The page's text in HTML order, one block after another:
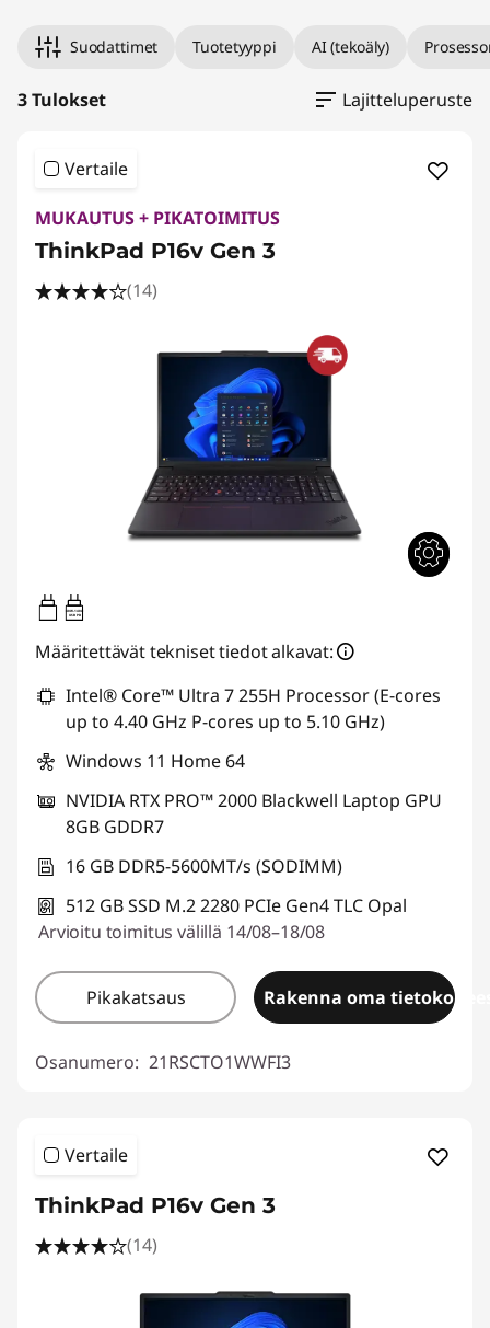
Suodattimet Tuotetyyppi AI (tekoäly)
3 Tulokset Lajitteluperuste
Vertaile
MUKAUTUS + PIKATOIMITUS
ThinkPad P16v Gen 3
(14)
140W-140W
USB PD
Määritettävät tekniset tiedot alkavat:
Intel® Core™ Ultra 7 255H Processor (E-cores
up to 4.40 GHz P-cores up to 5.10 GHz)
Windows 11 Home 64
NVIDIA RTX PRO™ 2000 Blackwell Laptop GPU
8GB GDDR7
16 GB DDR5-5600MT/s (SODIMM)
512 GB SSD M.2 2280 PCIe Gen4 TLC Opal
Arvioitu toimitus välillä 14/08–18/08
Pikakatsaus Rakenna oma
Osanumero: 21RSCTO1WWFI3
Vertaile
ThinkPad P16v Gen 3
(14)